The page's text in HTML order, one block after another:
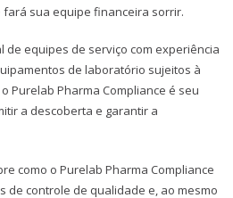
sua equipe financeira sorrir.
de equipes de serviço com experiência
de laboratório sujeitos à
Purelab Pharma Compliance é seu
a descoberta e garantir a
como o Purelab Pharma Compliance
de controle de qualidade e, ao mesmo